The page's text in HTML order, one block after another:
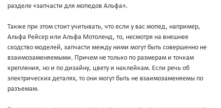
разделе «запчасти для мопедов Альфа».
Также при этом стоит учитывать, что если у вас мопед, например,
Альфа Рейсер или Альфа Мотоленд, то, несмотря на внешнее
сходство моделей, запчасти между ними могут быть совершенно не
взаимозаменяемыми. Причем не только по размерам и точкам
крепления, но и по дизайну, цвету и наклейкам. Если речь об
электрических деталях, то они могут быть не взаимозаменяемы по
разъемам.